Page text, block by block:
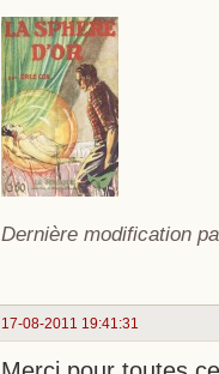
Dernière modification
17-08-2011 19:41:31